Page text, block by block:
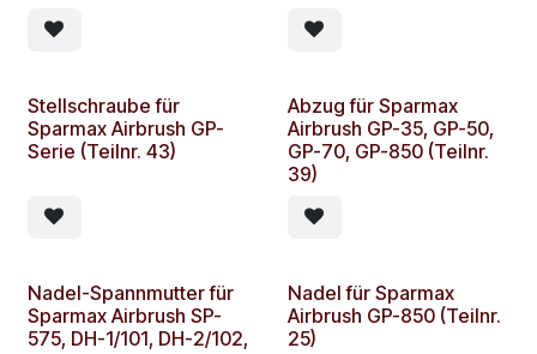
Stellschraube für
Sparmax Airbrush GP-
Serie (Teilnr. 43)
Abzug für Sparmax
Airbrush GP-35, GP-50,
GP-70, GP-850 (Teilnr.
39)
Nadel-Spannmutter für
Sparmax Airbrush SP-
575, DH-1/101, DH-2/102,
Nadel für Sparmax
Airbrush GP-850 (Teilnr.
25)